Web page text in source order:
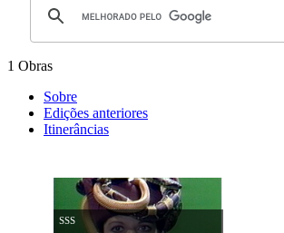
1 Obras
Sobre
Edições anteriores
Itinerâncias
SSS